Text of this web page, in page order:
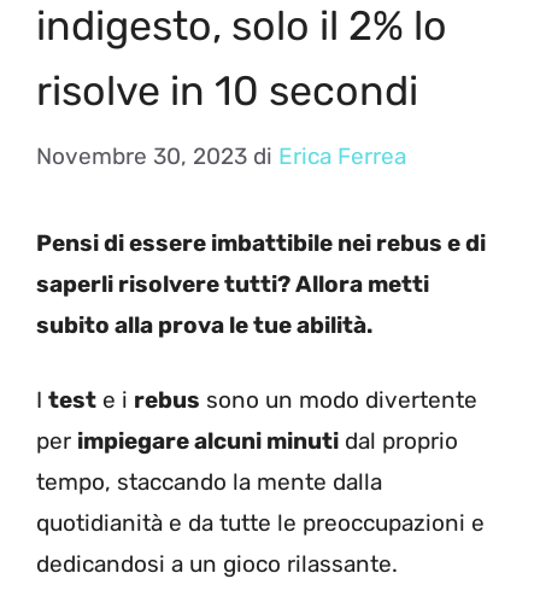
indigesto, solo il 2% lo
risolve in 10 secondi
Novembre 30, 2023 di Erica Ferrea
Pensi di essere imbattibile nei rebus e di
saperli risolvere tutti? Allora metti
subito alla prova le tue abilità.
I test e i rebus sono un modo divertente
per impiegare alcuni minuti dal proprio
tempo, staccando la mente dalla
quotidianità e da tutte le preoccupazioni e
dedicandosi a un gioco rilassante.